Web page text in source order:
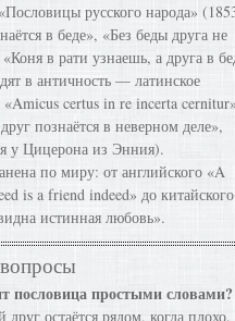
русского народа»
в беде», «Без беды друга не
в рати узнаешь, а друга в
в античность — латинское
«Amicus certus in re incerta cernitur»
познаётся в неверном деле»,
у Цицерона из Энния).
по миру: от английского «A
is a friend indeed» до
истинная любовь».
пословица простыми словами?
остаётся рядом, когда плохо.